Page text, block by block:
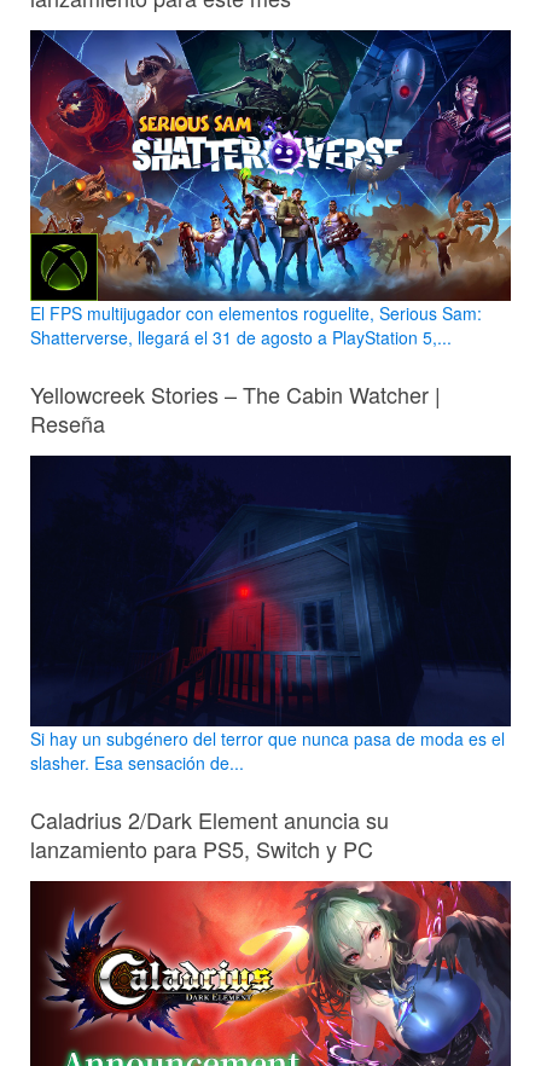
El FPS multijugador con elementos roguelite, Serious Sam:
Shatterverse, llegará el 31 de agosto a PlayStation 5,...
Yellowcreek Stories – The Cabin Watcher |
Reseña
Si hay un subgénero del terror que nunca pasa de moda es el
slasher. Esa sensación de...
Caladrius 2/Dark Element anuncia su
lanzamiento para PS5, Switch y PC